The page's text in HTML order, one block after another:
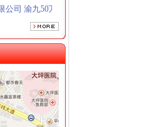
责任公司 渝高100万 （进出口权）
渝南100万 （进出口权）
程有限公司 渝中300万 （工商变更）
公司 渝南100万 （进出口权）